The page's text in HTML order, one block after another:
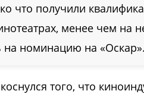
что получили
менее чем на
на номинацию на «Оскар».
того, что